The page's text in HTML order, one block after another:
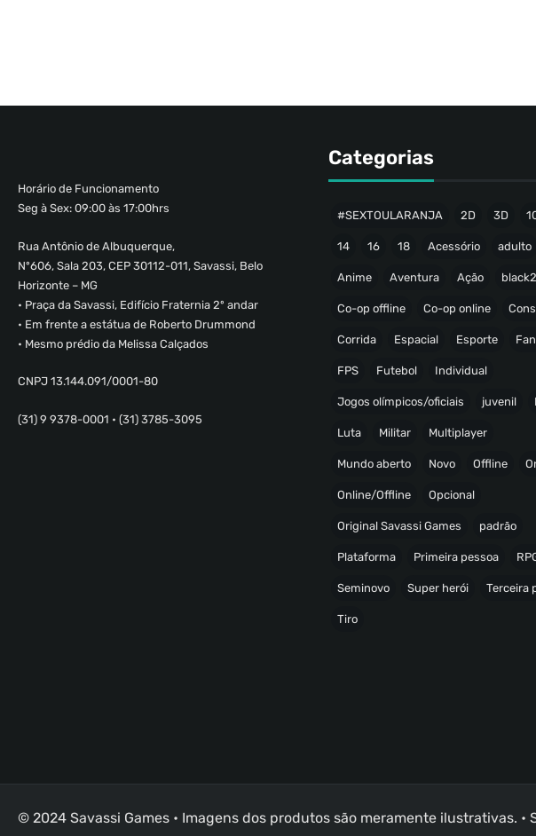
Horário de Funcionamento
Seg à Sex: 09:00 às 17:00hrs
Rua Antônio de Albuquerque,
Nº606, Sala 203, CEP 30112-011, Savassi, Belo
Horizonte – MG
• Praça da Savassi, Edifício Fraternia 2º andar
• Em frente a estátua de Roberto Drummond
• Mesmo prédio da Melissa Calçados
CNPJ 13.144.091/0001-80
(31) 9 9378-0001 • (31) 3785-3095
Categorias
#SEXTOULARANJA 2D 3D
14 16 18 Acessório adulto
Anime Aventura Ação
Co-op offline Co-op online
Corrida Espacial Esporte
FPS Futebol Individual
Jogos olímpicos/oficiais juvenil
Luta Militar Multiplayer
Mundo aberto Novo Offline
Online/Offline Opcional
Original Savassi Games padrão
Plataforma Primeira pessoa
Seminovo Super herói Terceira
Tiro
© 2024 Savassi Games • Imagens dos produtos são meramente ilustrativas. •